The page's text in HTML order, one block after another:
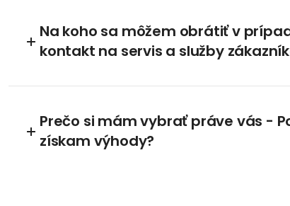
Na koho sa môžem obrátiť v
kontakt na servis a služby
Prečo si mám vybrať práve vás -
získam výhody?